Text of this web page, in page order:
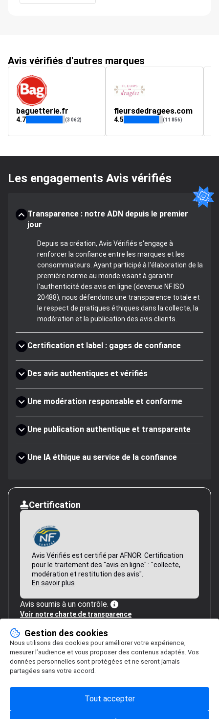
Avis vérifiés d'autres marques
baguetterie.fr
4.7 (3 062)
fleursdedragees.com
4.5 (11 856)
Les engagements Avis vérifiés
Transparence : notre ADN depuis le premier
jour
Depuis sa création, Avis Vérifiés s'engage à
renforcer la confiance entre les marques et les
consommateurs. Ayant participé à l'élaboration de la
première norme au monde visant à garantir
l'authenticité des avis en ligne (devenue NF ISO
20488), nous défendons une transparence totale et
le respect de pratiques éthiques dans la collecte, la
modération et la publication des avis clients.
Certification et label : gages de confiance
Des avis authentiques et vérifiés
Une modération responsable et conforme
Une publication authentique et transparente
Une IA éthique au service de la confiance
Certification
Avis Vérifiés est certifié par AFNOR. Certification
pour le traitement des "avis en ligne" : "collecte,
modération et restitution des avis".
En savoir plus
Avis soumis à un contrôle.
Voir notre charte de transparence
Gestion des cookies
Nous utilisons des cookies pour améliorer votre expérience,
mesurer l’audience et vous proposer des contenus adaptés. Vos
données personnelles sont protégées et ne seront jamais
partagées sans votre accord.
Tout accepter